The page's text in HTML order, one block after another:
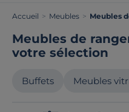
Accueil > Meubles > Meubles
Meubles de
votre sélection
Buffets Meubles